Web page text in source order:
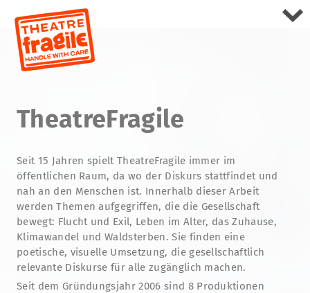
TheatreFragile
Seit 15 Jahren spielt TheatreFragile immer im
öffentlichen Raum, da wo der Diskurs stattfindet und
nah an den Menschen ist. Innerhalb dieser Arbeit
werden Themen aufgegriffen, die die Gesellschaft
bewegt: Flucht und Exil, Leben im Alter, das Zuhause,
Klimawandel und Waldsterben. Sie finden eine
poetische, visuelle Umsetzung, die gesellschaftlich
relevante Diskurse für alle zugänglich machen.
Seit dem Gründungsjahr 2006 sind 8 Produktionen